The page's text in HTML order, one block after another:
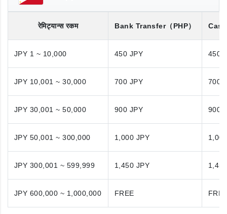
रेमिट्यान्स रकम Bank Transfer（PHP）
JPY 1 ~ 10,000 450 JPY 450
JPY 10,001 ~ 30,000 700 JPY 700
JPY 30,001 ~ 50,000 900 JPY 900
JPY 50,001 ~ 300,000 1,000 JPY
JPY 300,001 ~ 599,999 1,450 JPY
JPY 600,000 ~ 1,000,000 FREE